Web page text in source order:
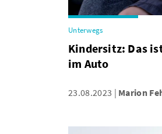
Unterwegs
Kindersitz: Das
im Auto
23.08.2023 Marion